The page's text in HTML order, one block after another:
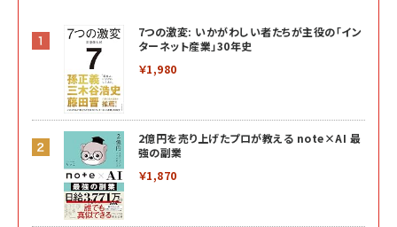
7つの激変: いかがわしい者たちが主役の「イン
ターネット産業」30年史
￥1,980
2億円を売り上げたプロが教える note×AI 最
強の副業
￥1,870